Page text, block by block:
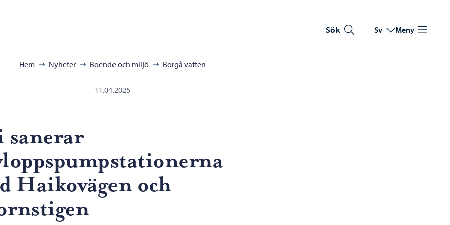
Sök Byt språk
Nuvarande språk:
Sv Meny
Hem Nyheter Boende och miljö Borgå vatten
11.04.2025
sanerar
Haikovägen och